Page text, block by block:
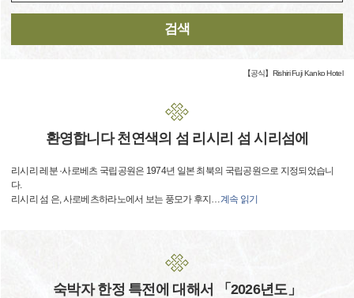
검색
【공식】Rishiri Fuji Kanko Hotel
환영합니다 천연색의 섬 리시리 섬 시리섬에
리시리 레분 ·사로베츠 국립공원은 1974년 일본 최북의 국립공원으로 지정되었습니
다.
리시리 섬 은, 사로베츠하라노에서 보는 풍모가 후지 …계속 읽기
숙박자 한정 특전에 대해서 「2026년도」